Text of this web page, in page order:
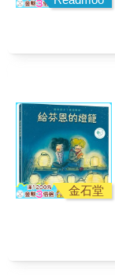
金石堂